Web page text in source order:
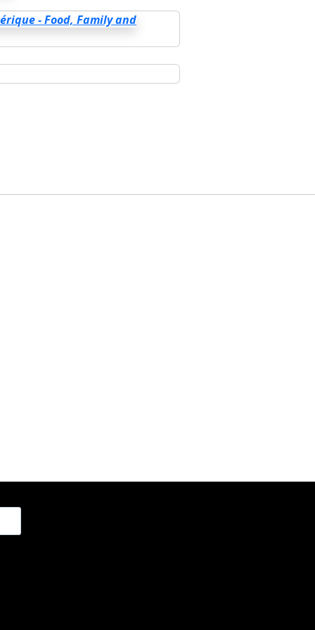
- Food, Family and